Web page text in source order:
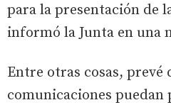
para la presentación de
informó la Junta en una
Entre otras cosas, prevé
comunicaciones puedan